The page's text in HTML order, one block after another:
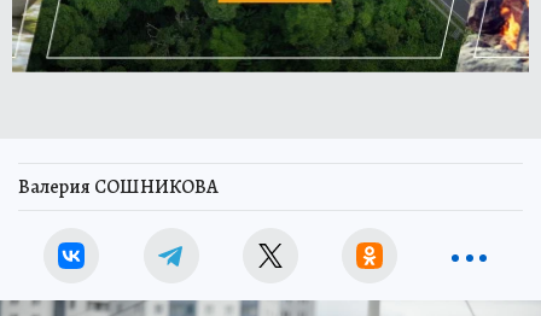
Валерия СОШНИКОВА